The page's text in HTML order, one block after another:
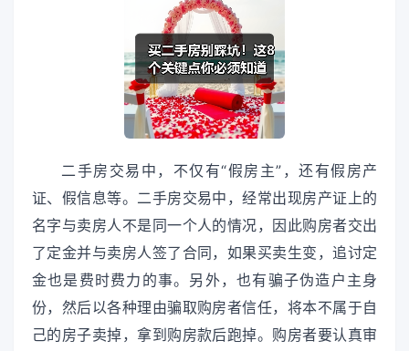
二手房交易中，不仅有“假房主”，还有假房产
证、假信息等。二手房交易中，经常出现房产证上的
名字与卖房人不是同一个人的情况，因此购房者交出
了定金并与卖房人签了合同，如果买卖生变，追讨定
金也是费时费力的事。另外，也有骗子伪造户主身
份，然后以各种理由骗取购房者信任，将本不属于自
己的房子卖掉，拿到购房款后跑掉。购房者要认真审